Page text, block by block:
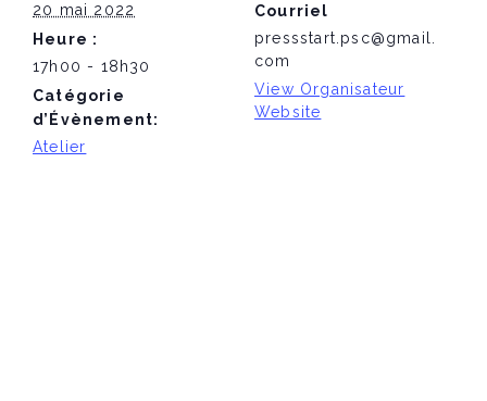
20 mai 2022
Heure :
17h00 - 18h30
Catégorie
d’Évènement:
Atelier
Courriel
pressstart.psc@gmail.
com
View Organisateur
Website